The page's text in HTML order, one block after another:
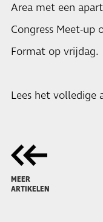
Area met een
Congress Meet-up
Format op vrijdag.
Lees het volledige
MEER
ARTIKELEN